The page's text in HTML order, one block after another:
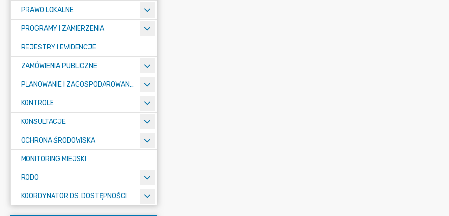
PRAWO LOKALNE
PROGRAMY I ZAMIERZENIA
REJESTRY I EWIDENCJE
ZAMÓWIENIA PUBLICZNE
PLANOWANIE I ZAGOSPODAROWANIE PRZESTRZENNE
KONTROLE
KONSULTACJE
OCHRONA ŚRODOWISKA
MONITORING MIEJSKI
RODO
KOORDYNATOR DS. DOSTĘPNOŚCI